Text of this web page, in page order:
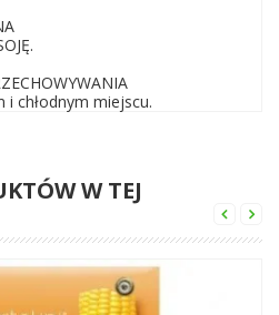
i chłodnym miejscu.
W TEJ